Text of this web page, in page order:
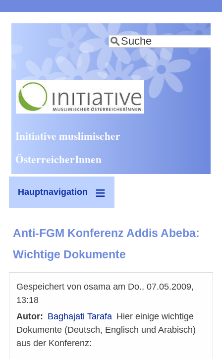
zum
Inhalt
Suche
Initiative muslimischer
ÖsterreicherInnen
Hauptnavigation
Anti-FGM Konferenz Addis Abeba:
Wichtige Dokumente
Gespeichert von osama am Do., 07.05.2009,
13:18
Autor
Baghajati Tarafa Hier einige wichtige
Dokumente (Deutsch, Englisch und Arabisch)
aus der Konferenz: